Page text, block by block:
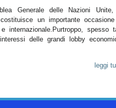
Generale delle Nazioni
un importante
internazionale.Purtroppo, spesso
delle grandi lobby
leggi